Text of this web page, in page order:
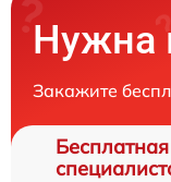
Нужна
Закажите